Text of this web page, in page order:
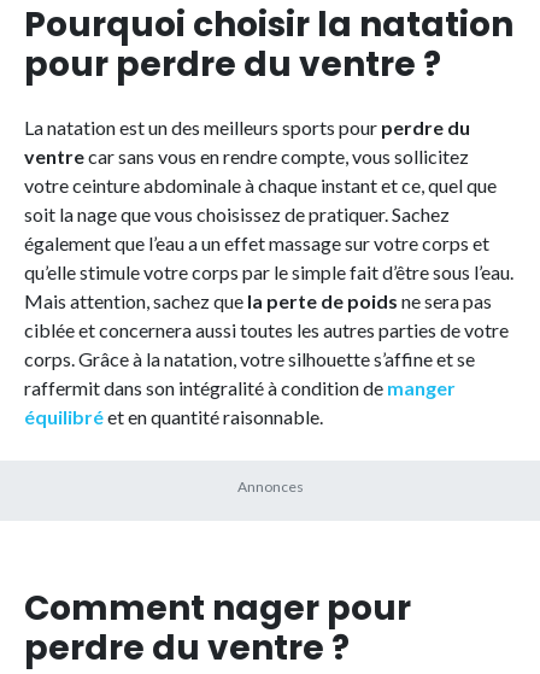
Pourquoi choisir la natation
pour perdre du ventre ?
La natation est un des meilleurs sports pour perdre du
ventrecar sans vous en rendre compte, vous sollicitez
votre ceinture abdominale à chaque instant et ce, quel que
soit la nage que vous choisissez de pratiquer. Sachez
également que l’eau a un effet massage sur votre corps et
qu’elle stimule votre corps par le simple fait d’être sous l’eau.
Mais attention, sachez que la perte de poids ne sera pas
ciblée et concernera aussi toutes les autres parties de votre
corps. Grâce à la natation, votre silhouette s’affine et se
raffermit dans son intégralité à condition de manger
équilibréet en quantité raisonnable.
Comment nager pour
perdre du ventre ?